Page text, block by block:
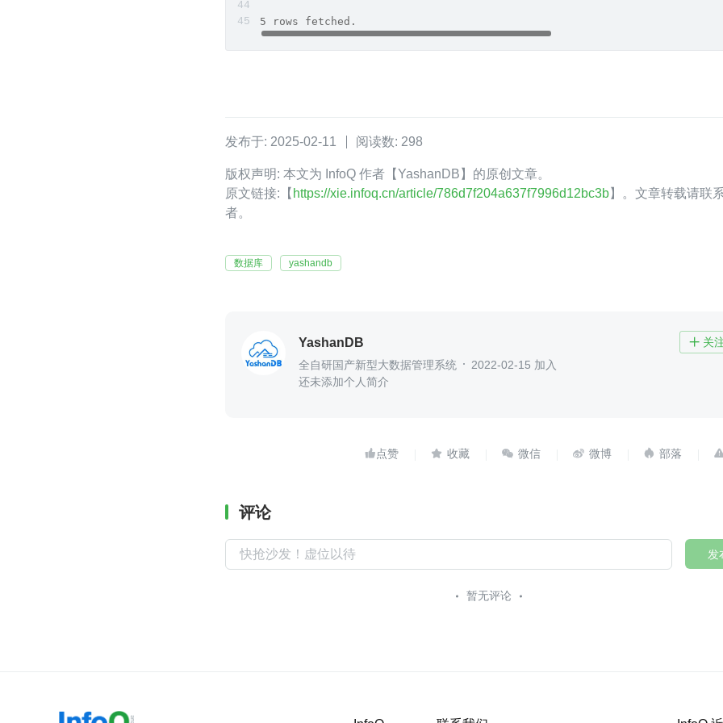
5 rows fetched.
发布于: 2025-02-11 阅读数: 298
版权声明: 本文为 InfoQ 作者【YashanDB】的原创文章。
原文链接:【 https://xie.infoq.cn/article/786d7f204a637f7996d12bc3b】。文章转载请联
者。
数据库 yashandb
YashanDB  关
全自研国产新型大数据管理系统
2022-02-15 加入
还未添加个人简介
    
评论
发
暂无评论